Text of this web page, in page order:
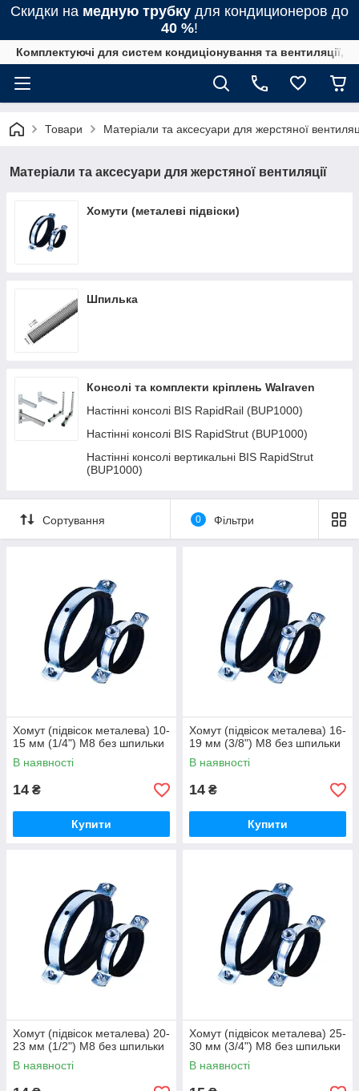
Скидки на медную трубку для кондиционеров до
40 %!
Комплектуючі для систем кондиціонування та вентиляції,
Товари Матеріали та аксесуари для жерстяної
Матеріали та аксесуари для жерстяної вентиляції
Хомути (металеві підвіски)
Шпилька
Консолі та комплекти кріплень Walraven
Настінні консолі BIS RapidRail (BUP1000)
Настінні консолі BIS RapidStrut (BUP1000)
Настінні консолі вертикальні BIS RapidStrut
(BUP1000)
Сортування 0 Фільтри
Хомут (підвісок металева) 10-
15 мм (1/4") М8 без шпильки
В наявності
14 ₴
Купити
Хомут (підвісок металева) 16-
19 мм (3/8") М8 без шпильки
В наявності
14 ₴
Купити
Хомут (підвісок металева) 20-
23 мм (1/2") М8 без шпильки
В наявності
Хомут (підвісок металева) 25-
30 мм (3/4") М8 без шпильки
В наявності